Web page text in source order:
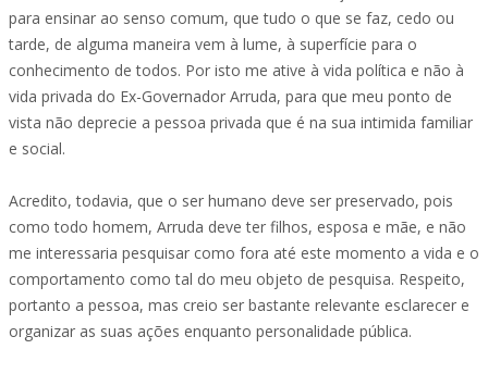
para ensinar ao senso comum, que tudo o que se faz, cedo ou
tarde, de alguma maneira vem à lume, à superfície para o
conhecimento de todos. Por isto me ative à vida política e não à
vida privada do Ex-Governador Arruda, para que meu ponto de
vista não deprecie a pessoa privada que é na sua intimida familiar
e social.
Acredito, todavia, que o ser humano deve ser preservado, pois
como todo homem, Arruda deve ter filhos, esposa e mãe, e não
me interessaria pesquisar como fora até este momento a vida e o
comportamento como tal do meu objeto de pesquisa. Respeito,
portanto a pessoa, mas creio ser bastante relevante esclarecer e
organizar as suas ações enquanto personalidade pública.